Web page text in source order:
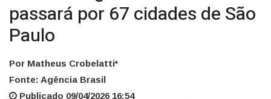
passará por 67 cidades de São
Paulo
Por Matheus Crobelatti*
Fonte: Agência Brasil
Publicado 09/04/2026 16:54